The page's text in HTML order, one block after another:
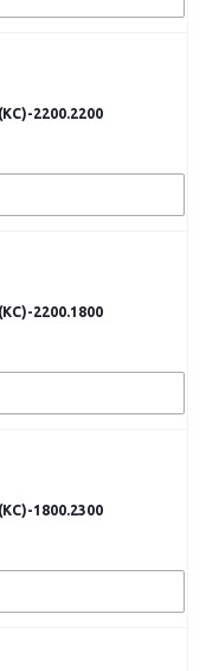
2200.2200
2200.1800
1800.2300